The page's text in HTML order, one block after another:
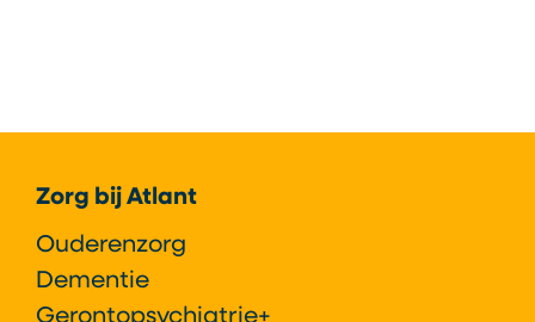
Zorg bij Atlant
Ouderenzorg
Dementie
Gerontopsychiatrie+